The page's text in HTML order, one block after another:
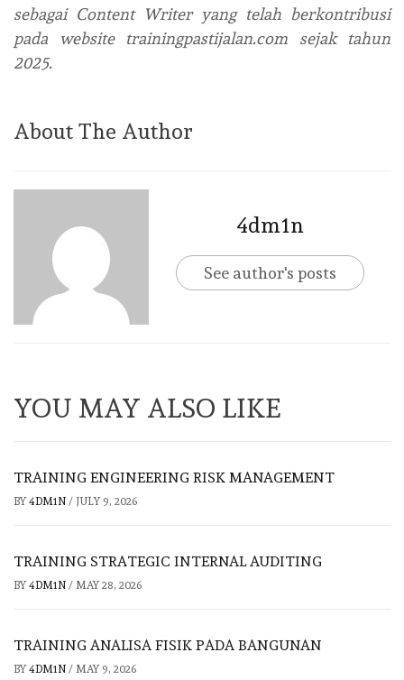
sebagai Content Writer yang telah berkontribusi
pada website trainingpastijalan.com sejak tahun
2025.
About The Author
4dm1n
See author's posts
YOU MAY ALSO LIKE
TRAINING ENGINEERING RISK MANAGEMENT
BY 4DM1N / JULY 9, 2026
TRAINING STRATEGIC INTERNAL AUDITING
BY 4DM1N / MAY 28, 2026
TRAINING ANALISA FISIK PADA BANGUNAN
BY 4DM1N / MAY 9, 2026